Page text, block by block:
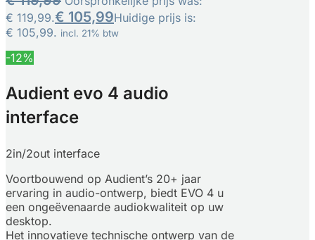
€ 119,99.€ 105,99Huidige prijs is:
€ 105,99. incl. 21% btw
-12%
Audient evo 4 audio
interface
2in/2out interface
Voortbouwend op Audient’s 20+ jaar
ervaring in audio-ontwerp, biedt EVO 4 u
een ongeëvenaarde audiokwaliteit op uw
desktop.
Het innovatieve technische ontwerp van de